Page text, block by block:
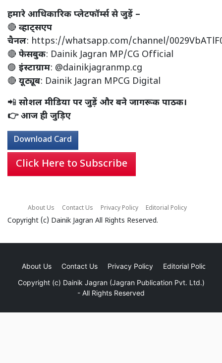
हमारे आधिकारिक प्लेटफॉर्म्स से जुड़ें –
🔴 व्हाट्सएप
चैनल: https://whatsapp.com/channel/
🔴 फेसबुक: Dainik Jagran MP/CG Official
🟣 इंस्टाग्राम: @dainikjagranmp.cg
🔴 यूट्यूब: Dainik Jagran MPCG Digital
📲 सोशल मीडिया पर जुड़ें और बने जागरूक पाठक।
👉 आज ही जुड़िए
Download Card
Click Here to Subscribe
About Us Contact Us Privacy Policy Editorial Policy
Copyright (c) Dainik Jagran All Rights Reserved.
About Us Contact Us Privacy Policy
Editorial Policy
Copyright (c) Dainik Jagran (Jagran Publication Pvt. Ltd.)
- All Rights Reserved